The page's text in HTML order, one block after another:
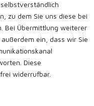
zu dem Sie uns diese bei
Bei Übermittlung weiterer
ein, dass wir Sie
Diese
widerrufbar.